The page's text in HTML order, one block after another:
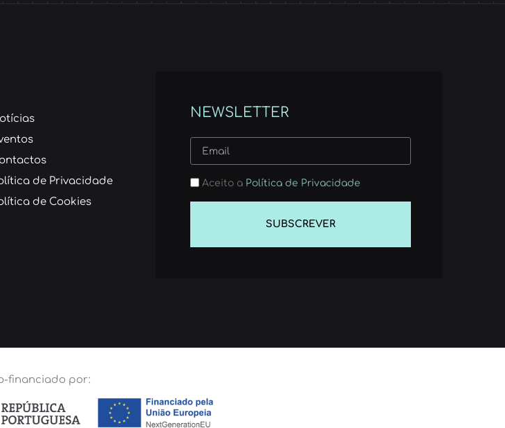
de Privacidade
de Cookies
NEWSLETTER
Aceito a Política de Privacidade
SUBSCREVER
financiado por: